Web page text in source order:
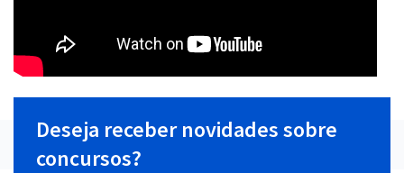
Deseja receber novidades sobre
concursos?